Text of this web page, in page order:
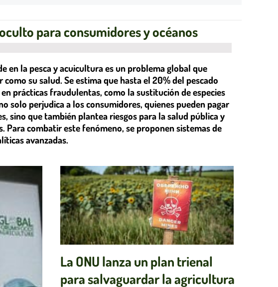
para consumidores y océanos
en la pesca y acuicultura es un problema global que
su salud. Se estima que hasta el 20% del pescado
prácticas fraudulentas, como la sustitución de especies
solo perjudica a los consumidores, quienes pueden pagar
sino que también plantea riesgos para la salud pública y
Para combatir este fenómeno, se proponen sistemas de
avanzadas.
La ONU lanza un plan trienal
para salvaguardar la agricultura